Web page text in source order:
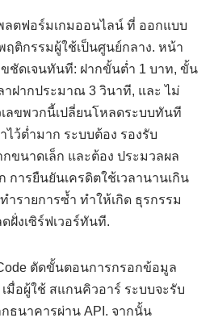
ลตฟอร์มเกมออนไลน์ ที่ ออกแบบ
ฤติกรรมผู้ใช้เป็นศูนย์กลาง. หน้า
ขชัดเจนทันที: ฝากขั้นต่ำ 1 บาท, ขั้น
าฝากประมาณ 3 วินาที, และ ไม่
ลขพวกนี้เปลี่ยนโหลดระบบทันที
ไว้ต่ำมาก ระบบต้อง รองรับ
ขนาดเล็ก และต้อง ประมวลผล
การยืนยันเครดิตใช้เวลานานเกิน
ำรายการซ้ำ ทำให้เกิด ธุรกรรม
ฝั่งเซิร์ฟเวอร์ทันที.
ตัดขั้นตอนการกรอกข้อมูล
มื่อผู้ใช้ สแกนคิวอาร์ ระบบจะรับ
ธนาคารผ่าน API. จากนั้น